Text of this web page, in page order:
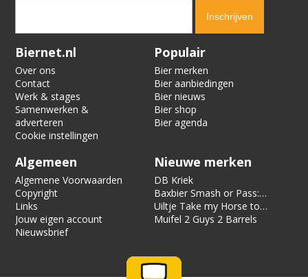
Verification code:
Biernet.nl
Over ons
Contact
Werk & stages
Samenwerken &
adverteren
Cookie instellingen
Populair
Bier merken
Bier aanbiedingen
Bier nieuws
Bier shop
Bier agenda
Algemeen
Algemene Voorwaarden
Copyright
Links
Jouw eigen account
Nieuwsbrief
Nieuwe merken
DB Kriek
Baxbier Smash or Pass:
Strata
Uiltje Take my Horse to
the Hotel Room
Muifel 2 Guys 2 Barrels